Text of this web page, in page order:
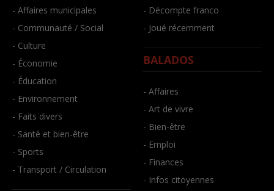
- Affaires municipales
- Communauté / Social
- Culture
- Économie
- Éducation
- Environnement
- Faits divers
- Santé et bien-être
- Sports
- Transport / Circulation
- Décompte franco
- Joué récemment
BALADOS
- Affaires
- Art de vivre
- Bien-être
- Emploi
- Finances
- Infos citoyennes